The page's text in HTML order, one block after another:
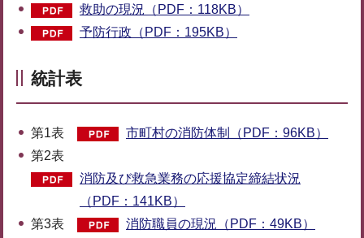
救助の現況（PDF：118KB）
予防行政（PDF：195KB）
統計表
第1表
市町村の消防体制（PDF：96KB）
第2表
消防及び救急業務の応援協定締結状況
（PDF：141KB）
第3表
消防職員の現況（PDF：49KB）